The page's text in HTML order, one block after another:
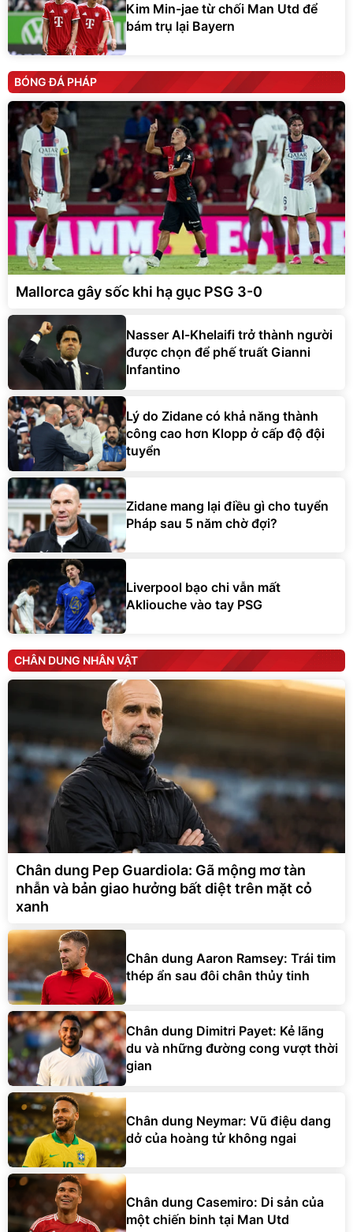
Kim Min-jae từ chối Man Utd để
bám trụ lại Bayern
BÓNG ĐÁ PHÁP
Mallorca gây sốc khi hạ gục PSG 3-0
Nasser Al-Khelaifi trở thành người
được chọn để phế truất Gianni
Infantino
Lý do Zidane có khả năng thành
công cao hơn Klopp ở cấp độ đội
tuyển
Zidane mang lại điều gì cho tuyển
Pháp sau 5 năm chờ đợi?
Liverpool bạo chi vẫn mất
Akliouche vào tay PSG
CHÂN DUNG NHÂN VẬT
Chân dung Pep Guardiola: Gã mộng mơ tàn
nhẫn và bản giao hưởng bất diệt trên mặt cỏ
xanh
Chân dung Aaron Ramsey: Trái tim
thép ẩn sau đôi chân thủy tinh
Chân dung Dimitri Payet: Kẻ lãng
du và những đường cong vượt thời
gian
Chân dung Neymar: Vũ điệu dang
dở của hoàng tử không ngai
Chân dung Casemiro: Di sản của
một chiến binh tại Man Utd